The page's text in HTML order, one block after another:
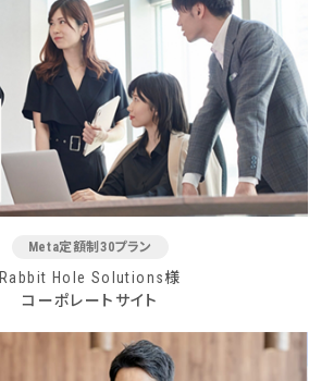
Meta定額制30プラン
Rabbit Hole Solutions様
コーポレートサイト